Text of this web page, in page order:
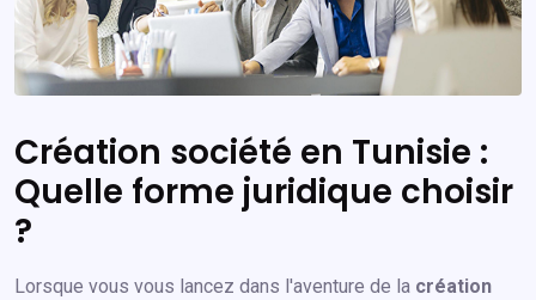
Création société en Tunisie :
Quelle forme juridique choisir
?
Lorsque vous vous lancez dans l'aventure de la création